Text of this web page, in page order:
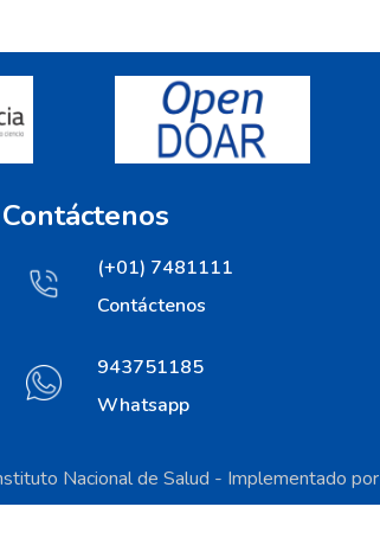
Contáctenos
(+01) 7481111
Contáctenos
943751185
Whatsapp
Nacional de Salud - Implementado por